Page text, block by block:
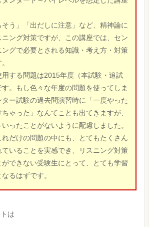
そう」「出だしに注意」など、精神論に
ング対策ですが、この講座では、セン
ングで必要とされる知識・考え方・対策
用する問題は2015年度（本試験・追試
。もし色々な年度の問題を使ってしま
ー試験の過去問演習時に「一度やった
ゃった」なんてことも出てきますが、
ったことがないように配慮しました。
れだけの問題の中にも、とてもたくさん
いることを実感でき、リスニング対策
できない受験生にとって、とても学習
るはずです。
は